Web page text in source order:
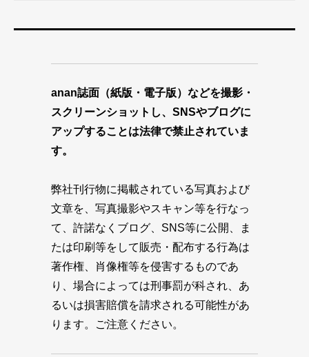
anan誌面（紙版・電子版）などを撮影・
スクリーンショットし、SNSやブログに
アップすることは法律で禁止されていま
す。
弊社刊行物に掲載されている写真および
文章を、写真撮影やスキャン等を行なっ
て、許諾なくブログ、SNS等に公開、ま
たは印刷等をして販売・配布する行為は
著作権、肖像権等を侵害するものであ
り、場合によっては刑事罰が科され、あ
るいは損害賠償を請求される可能性があ
ります。ご注意ください。